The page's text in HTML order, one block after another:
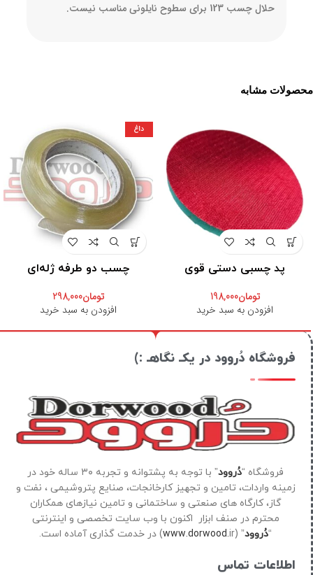
حلال چسب 123 برای سطوح نایلونی مناسب نیست.
محصولات مشابه
پد چسبی دستی قوی
تومان198,000
افزودن به سبد خرید
داغ
چسب دو طرفه ژله‌ای
تومان298,000
افزودن به سبد خرید
فروشگاه دُروود در یکـ نگاهـ :)
فروشگاه “دُروود
” با توجه به پشتوانه و تجربه ۳۰ ساله خود در
زمینه واردات، تامین و تجهیز کارخانجات، صنایع پتروشیمی ، نفت و
گاز، کارگاه های صنعتی و ساختمانی و تامین نیازهای همکاران
محترم در صنف ابزار اکنون با وب سایت تخصصی و اینترنتی
“دُروود” (
www.dorwood.ir) در خدمت گذاری آماده است.
اطلاعات تماس